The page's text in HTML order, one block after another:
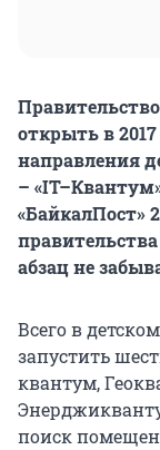
открыть в
направления
–
«БайкалПост»
абзац не
Всего в
запустить
квантум,
поиск